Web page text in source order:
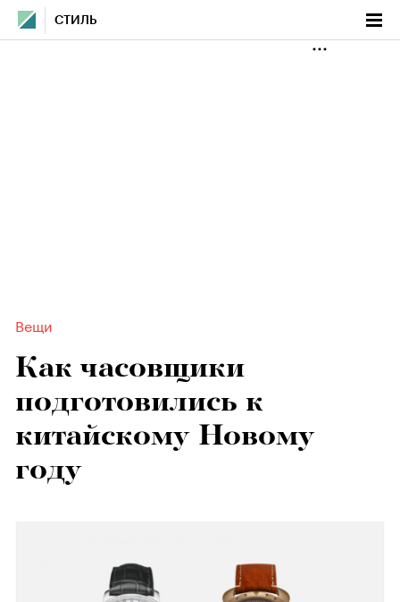
СТИЛЬ
Вещи
Как часовщики
подготовились к
китайскому Новому
году